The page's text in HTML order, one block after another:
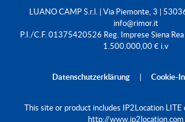
LUANO CAMP S.r.l. | Via Piemonte, 3 |
info@rimor.it
P.I./C.F. 01375420526 Reg. Imprese Siena
1.500.000,00 € i.v
Datenschutzerklärung | Cookie-
This site or product includes IP2Location LITE
http://www.ip2location.com